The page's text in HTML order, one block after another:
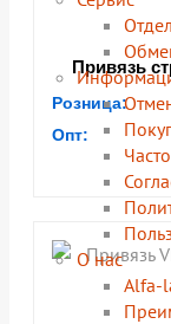
О нас
Alfa-
Привязь
Розница:
Опт: